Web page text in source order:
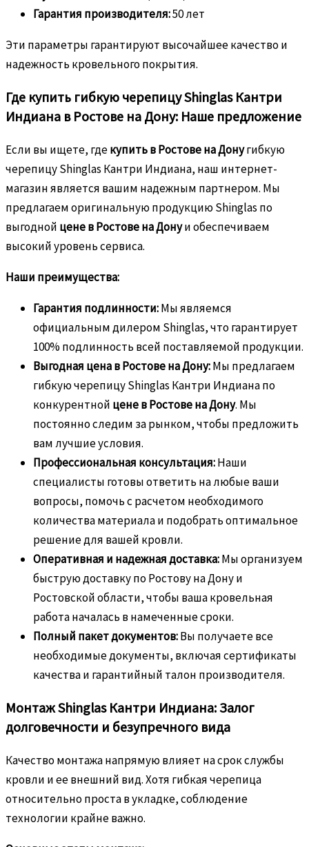
Гарантия производителя:50 лет
Эти параметры гарантируют высочайшее качество и
надежность кровельного покрытия.
Где купить гибкую черепицу Shinglas Кантри
Индиана в Ростове на Дону: Наше предложение
Если вы ищете, гдекупить в Ростове на Донугибкую
черепицу Shinglas Кантри Индиана, наш интернет-
магазин является вашим надежным партнером. Мы
предлагаем оригинальную продукцию Shinglas по
выгодной цене в Ростове на Донуи обеспечиваем
высокий уровень сервиса.
Наши преимущества:
Гарантия подлинности:Мы являемся
официальным дилером Shinglas, что гарантирует
100% подлинность всей поставляемой продукции.
Выгодная цена в Ростове на Дону:Мы предлагаем
гибкую черепицу Shinglas Кантри Индиана по
конкурентной цене в Ростове на Дону. Мы
постоянно следим за рынком, чтобы предложить
вам лучшие условия.
Профессиональная консультация:Наши
специалисты готовы ответить на любые ваши
вопросы, помочь с расчетом необходимого
количества материала и подобрать оптимальное
решение для вашей кровли.
Оперативная и надежная доставка:Мы организуем
быструю доставку по Ростову на Дону и
Ростовской области, чтобы ваша кровельная
работа началась в намеченные сроки.
Полный пакет документов:Вы получаете все
необходимые документы, включая сертификаты
качества и гарантийный талон производителя.
Монтаж Shinglas Кантри Индиана: Залог
долговечности и безупречного вида
Качество монтажа напрямую влияет на срок службы
кровли и ее внешний вид. Хотя гибкая черепица
относительно проста в укладке, соблюдение
технологии крайне важно.